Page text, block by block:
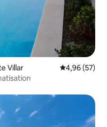
Villar Évaluation
4,96 (57)